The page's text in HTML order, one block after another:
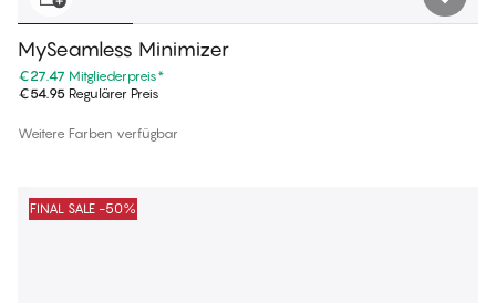
MySeamless Minimizer
€27.47 Mitgliederpreis*
€54.95 Regulärer Preis
Weitere Farben verfügbar
FINAL SALE -50%